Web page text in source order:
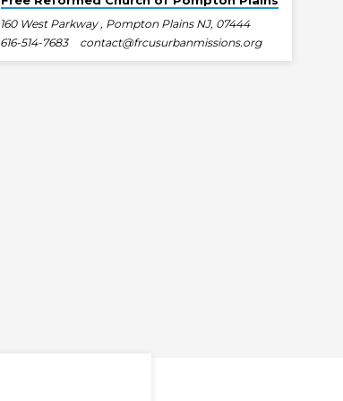
160 West Parkway , Pompton Plains NJ, 07444
616-514-7683
contact​@frcusurbanmissions.org